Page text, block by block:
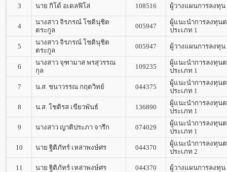
3 นาย กิโด้ อเดลฟิโล่ 108516 ผู้วางแผนการลงทุน
4
นางสาว จิรภรณ์ โชตินุชิต
ตระกูล
005947
ผู้แนะนำการลงทุน
ประเภท 1
5
นางสาว จิรภรณ์ โชตินุชิต
ตระกูล
005947 ผู้วางแผนการลงทุน
6
นางสาว จุฑามาส พรสุวรรณ
กุล
109235
ผู้แนะนำการลงทุน
ประเภท 1
7 น.ส. ชนาวรรณ กฤตวิทย์ 044375
ผู้แนะนำการลงทุน
ประเภท 1
8 น.ส. โชติรส เขียวพันธ์ 136890
ผู้แนะนำการลงทุน
ประเภท 1
9 นางสาว ญาติประภา จารึก 074029
ผู้แนะนำการลงทุน
ประเภท 1
10 นาย ฐิติภัทร์ เหล่าพงษ์ศร 044370
ผู้แนะนำการลงทุน
ประเภท 2
11 นาย ฐิติภัทร์ เหล่าพงษ์ศร 044370 ผู้วางแผนการลงทุน